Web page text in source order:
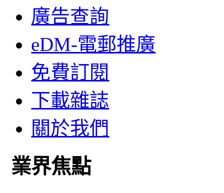
廣告查詢
eDM-電郵推廣
免費訂閱
下載雜誌
關於我們
業界焦點